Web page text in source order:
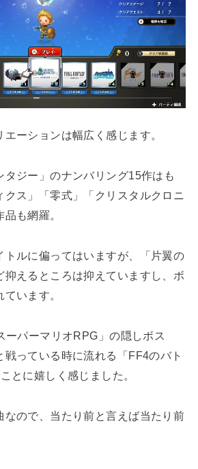
ーションは幅広く感じます。
タジー」のナンバリング15作はも
クス」「零式」「クリスタルクロニ
も網羅。
トルに偏ってはいますが、「片翼の
抑えるところは抑えていますし、ボ
います。
ーパーマリオRPG」の隠しボス
戦っている時に流れる「FF4のバト
とに嬉しく感じました。
なので、当たり前と言えば当たり前